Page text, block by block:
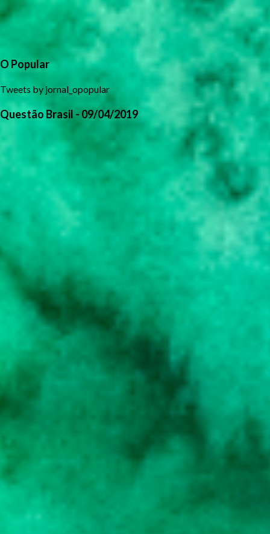
O Popular
Tweets by jornal_opopular
Questão Brasil - 09/04/2019